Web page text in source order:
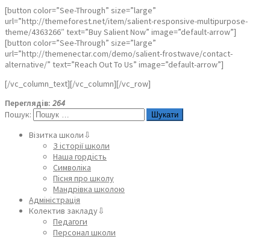
[button color=”See-Through” size=”large”
url=”http://themeforest.net/item/salient-responsive-multipurpose-
theme/4363266″ text=”Buy Salient Now” image=”default-arrow”]
[button color=”See-Through” size=”large”
url=”http://themenectar.com/demo/salient-frostwave/contact-
alternative/” text=”Reach Out To Us” image=”default-arrow”]
[/vc_column_text][/vc_column][/vc_row]
Переглядів: 264
Пошук:
Візитка школи⇩
З історії школи
Наша гордість
Символіка
Пісня про школу
Мандрівка школою
Адміністрація
Колектив закладу⇩
Педагоги
Персонал школи